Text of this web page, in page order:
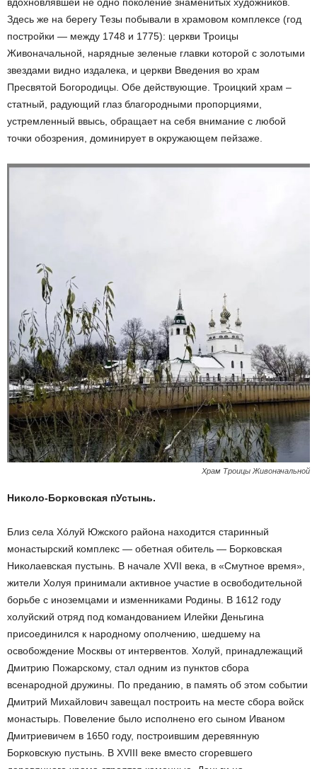
вдохновлявшей не одно поколение знаменитых художников.
Здесь же на берегу Тезы побывали в храмовом комплексе (год
постройки — между 1748 и 1775): церкви Троицы
Живоначальной, нарядные зеленые главки которой с золотыми
звездами видно издалека, и церкви Введения во храм
Пресвятой Богородицы. Обе действующие. Троицкий храм –
статный, радующий глаз благородными пропорциями,
устремленный ввысь, обращает на себя внимание с любой
точки обозрения, доминирует в окружающем пейзаже.
Храм Троицы Живоначальной
Николо-Борковская пУстынь.
Близ села Хóлуй Южского района находится старинный
монастырский комплекс — обетная обитель — Борковская
Николаевская пустынь. В начале XVII века, в «Смутное время»,
жители Холуя принимали активное участие в освободительной
борьбе с иноземцами и изменниками Родины. В 1612 году
холуйский отряд под командованием Илейки Деньгина
присоединился к народному ополчению, шедшему на
освобождение Москвы от интервентов. Холуй, принадлежащий
Дмитрию Пожарскому, стал одним из пунктов сбора
всенародной дружины. По преданию, в память об этом событии
Дмитрий Михайлович завещал построить на месте сбора войск
монастырь. Повеление было исполнено его сыном Иваном
Дмитриевичем в 1650 году, построившим деревянную
Борковскую пустынь. В XVIII веке вместо сгоревшего